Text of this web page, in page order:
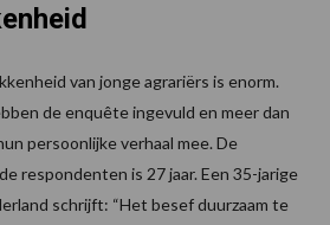
van jonge agrariërs is enorm.
de enquête ingevuld en meer dan
persoonlijke verhaal mee. De
respondenten is 27 jaar. Een 35-jarige
schrijft: “Het besef duurzaam te